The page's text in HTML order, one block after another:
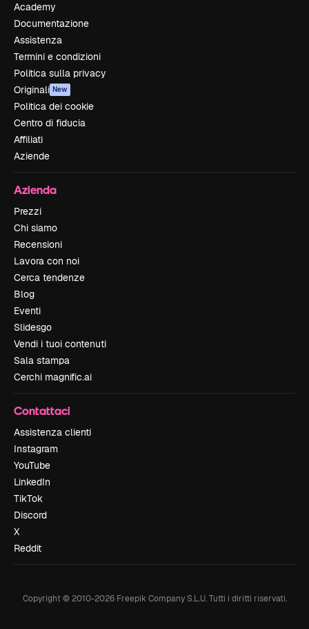
Academy
Documentazione
Assistenza
Termini e condizioni
Politica sulla privacy
Originali New
Politica dei cookie
Centro di fiducia
Affiliati
Aziende
Azienda
Prezzi
Chi siamo
Recensioni
Lavora con noi
Cerca tendenze
Blog
Eventi
Slidesgo
Vendi i tuoi contenuti
Sala stampa
Cerchi magnific.ai
Contattaci
Assistenza clienti
Instagram
YouTube
LinkedIn
TikTok
Discord
X
Reddit
Copyright © 2010-2026Freepik Company S.L.U. Tutti i diritti riservati.